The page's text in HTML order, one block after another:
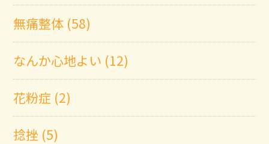
無痛整体 (58)
なんか心地よい (12)
花粉症 (2)
捻挫 (5)